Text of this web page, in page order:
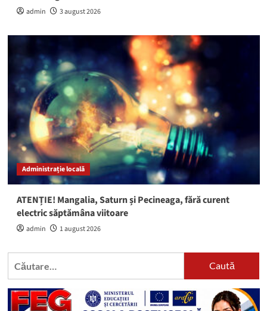
admin 3 august 2026
Administrație locală
ATENȚIE! Mangalia, Saturn și Pecineaga, fără curent
electric săptămâna viitoare
admin 1 august 2026
Caută